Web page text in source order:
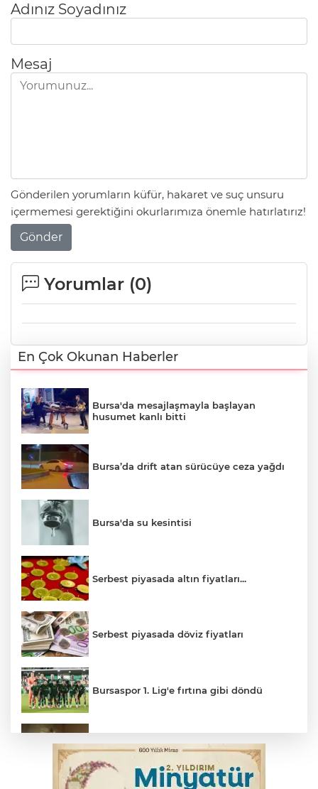
Adınız Soyadınız
Mesaj
Gönderilen yorumların küfür, hakaret ve suç unsuru
içermemesi gerektiğini okurlarımıza önemle hatırlatırız!
Gönder
Yorumlar (0)
En Çok Okunan Haberler
Bursa'da mesajlaşmayla başlayan
husumet kanlı bitti
Bursa’da drift atan sürücüye ceza yağdı
Bursa'da su kesintisi
Serbest piyasada altın fiyatları...
Serbest piyasada döviz fiyatları
Bursaspor 1. Lig'e fırtına gibi döndü
Feci kaza yaşlı çifti hayattan kopardı